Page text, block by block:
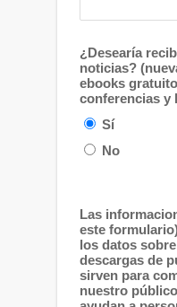
¿Desearía
noticias?
ebooks
conferencias y
Sí
No
Las
este
los datos
descargas de
sirven para
nuestro